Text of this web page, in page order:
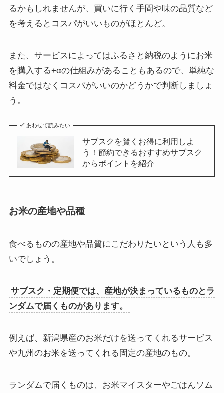
るかもしれませんが、買いに行く手間や味の品質など
を考えるとコスパがいいものがほとんど。
また、サービスによってはふるさと納税のようにお米
を購入する+αの仕組みがあることもあるので、単純な
料金ではなくコスパがいいのかどうかで判断しましょ
う。
あわせて読みたい
サブスクを賢くお得に利用しよ
う！節約できるおすすめサブスク
からポイントを紹介
お米の産地や品種
食べるものの産地や品質にこだわりたいという人も多
いでしょう。
サブスク・定期便では、産地が決まっているものとラ
ンダムで届くものがあります。
例えば、新潟県産のお米だけを送ってくれるサービス
や九州のお米を送ってくれる固定の産地のもの。
ランダムで届くものは、お米マイスターやごはんソム